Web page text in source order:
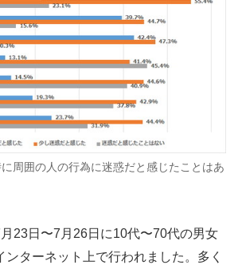
周囲の人の行為に迷惑だと感じたことはあ
23日〜7月26日に10代〜70代の男女
ンターネット上で行われました。多く